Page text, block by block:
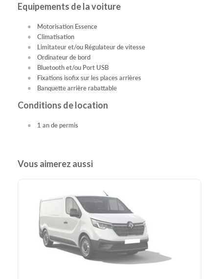
Equipements de la voiture
Motorisation Essence
Climatisation
Limitateur et/ou Régulateur de vitesse
Ordinateur de bord
Bluetooth et/ou Port USB
Fixations isofix sur les places arrières
Banquette arrière rabattable
Conditions de location
1 an de permis
Vous aimerez aussi